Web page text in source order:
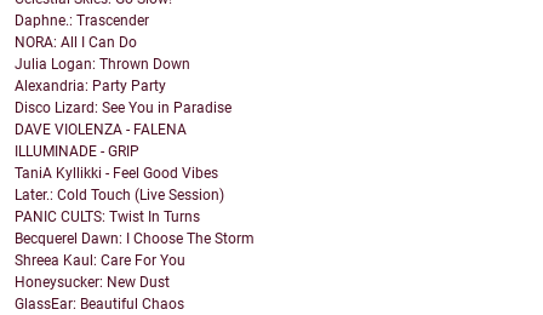
Daphne.: Trascender
NORA: All I Can Do
Julia Logan: Thrown Down
Alexandria: Party Party
Disco Lizard: See You in Paradise
DAVE VIOLENZA - FALENA
ILLUMINADE - GRIP
TaniA Kyllikki - Feel Good Vibes
Later.: Cold Touch (Live Session)
PANIC CULTS: Twist In Turns
Becquerel Dawn: I Choose The Storm
Shreea Kaul: Care For You
Honeysucker: New Dust
GlassEar: Beautiful Chaos